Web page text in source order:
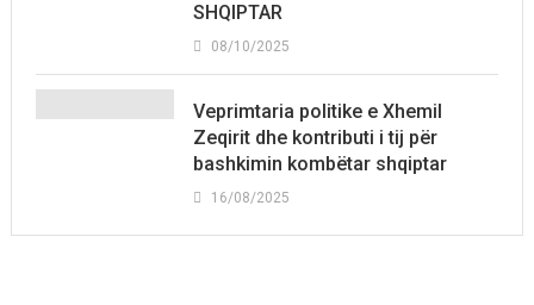
SHQIPTAR
08/10/2025
Veprimtaria politike e Xhemil
Zeqirit dhe kontributi i tij për
bashkimin kombëtar shqiptar
16/08/2025